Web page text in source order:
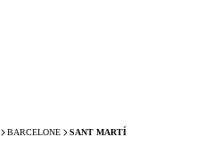
BARCELONE SANT MARTÍ